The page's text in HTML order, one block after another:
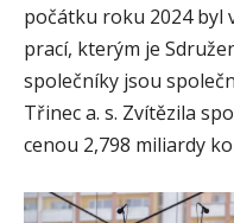
počátku roku 2024 byl
prací, kterým je
společníky jsou
Třinec a. s. Zvítězila
cenou 2,798 miliardy